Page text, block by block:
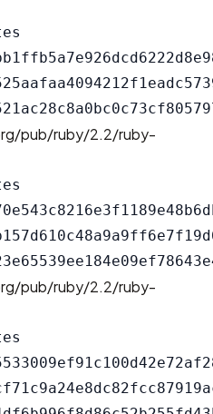
pub/ruby/2.2/ruby-
pub/ruby/2.2/ruby-